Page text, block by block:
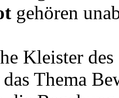
gehören
Kleister
Thema